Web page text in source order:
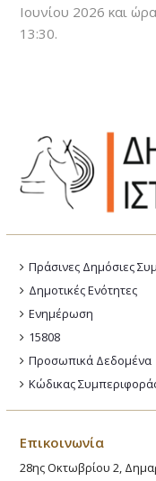
Ιουνίου 2026 και ώρα
13:30.
Πράσινες Δημόσιες
Δημοτικές Ενότητες
Ενημέρωση
15808
Προσωπικά Δεδομένα
Κώδικας
Επικοινωνία
28ης Οκτωβρίου 2,